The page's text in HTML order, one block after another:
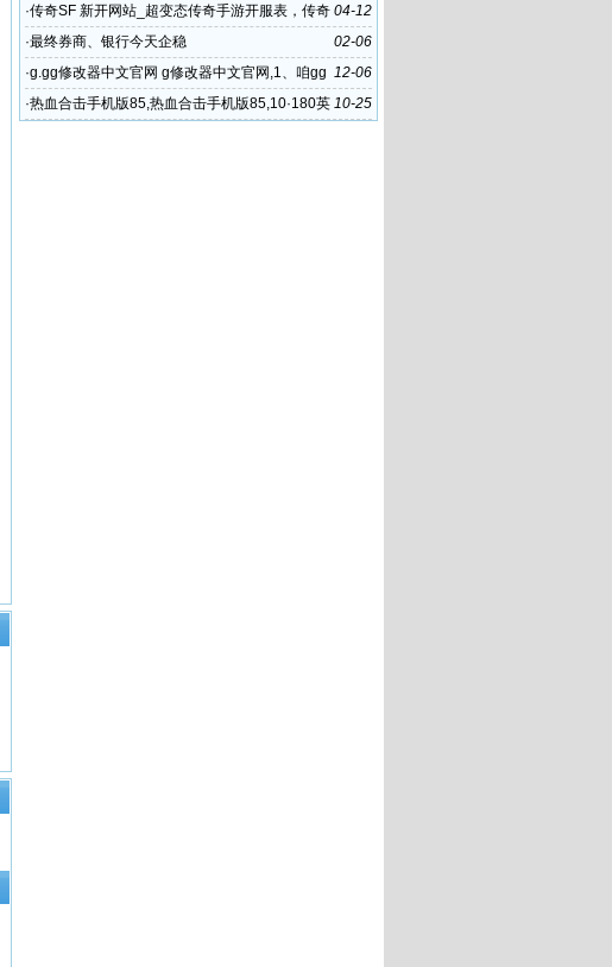
震撼体验
04-12
·传奇SF 新开网站_超变态传奇手游开服表，传奇
公益服官网 热
02-06
·最终券商、银行今天企稳
12-06
·g.gg修改器中文官网 g修改器中文官网,1、咱gg
修改器中文官网方以
10-25
·热血合击手机版85,热血合击手机版85,10·180英